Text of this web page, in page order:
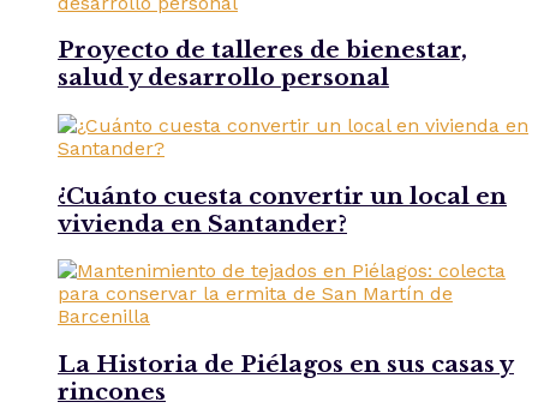
Proyecto de talleres de bienestar,
salud y desarrollo personal
¿Cuánto cuesta convertir un local en
vivienda en Santander?
La Historia de Piélagos en sus casas y
rincones